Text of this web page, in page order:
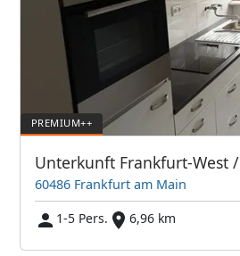
Unterkunft Frankfurt-West
60486 Frankfurt am Main
1-5 Pers.
6,96 km